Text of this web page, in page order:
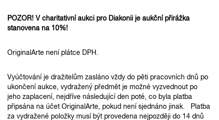
POZOR! V charitativní aukci pro Diakonii je aukční přirážka
stanovena na 10%!
OriginalArte není plátce DPH.
Vyúčtování je dražitelům zasláno vždy do pěti pracovních dnů po
ukončení aukce, vydražený předmět je možné vyzvednout po
jeho zaplacení, nejdříve následující den poté, co byla platba
připsána na účet OriginalArte, pokud není sjednáno jinak. Platba
za vydražené položky musí být provedena nejpozději do 14 dnů